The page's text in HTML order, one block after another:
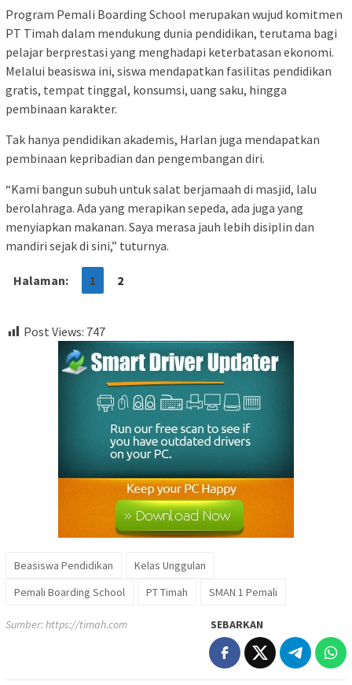
Program Pemali Boarding School merupakan wujud komitmen
PT Timah dalam mendukung dunia pendidikan, terutama bagi
pelajar berprestasi yang menghadapi keterbatasan ekonomi.
Melalui beasiswa ini, siswa mendapatkan fasilitas pendidikan
gratis, tempat tinggal, konsumsi, uang saku, hingga
pembinaan karakter.
Tak hanya pendidikan akademis, Harlan juga mendapatkan
pembinaan kepribadian dan pengembangan diri.
“Kami bangun subuh untuk salat berjamaah di masjid, lalu
berolahraga. Ada yang merapikan sepeda, ada juga yang
menyiapkan makanan. Saya merasa jauh lebih disiplin dan
mandiri sejak di sini,” tuturnya.
Halaman: 1 2
Post Views: 747
Beasiswa Pendidikan
Kelas Unggulan
Pemali Boarding School
PT Timah SMAN 1 Pemali
Sumber:https://timah.com SEBARKAN